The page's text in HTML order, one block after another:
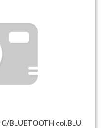
BLUETOOTH col.BLU